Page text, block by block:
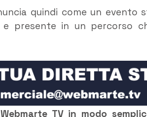
quindi come un
e presente in un percorso
TV in modo